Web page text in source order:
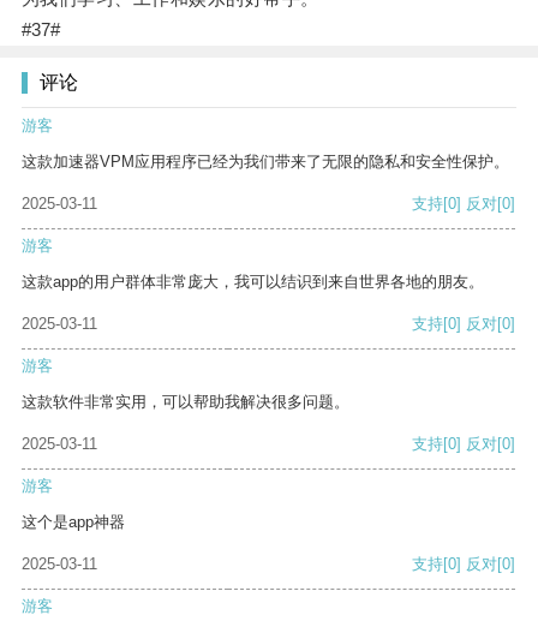
#37#
评论
游客
这款加速器VPM应用程序已经为我们带来了无限的隐私和安全性保护。
2025-03-11 支持[0] 反对[0]
游客
这款app的用户群体非常庞大，我可以结识到来自世界各地的朋友。
2025-03-11 支持[0] 反对[0]
游客
这款软件非常实用，可以帮助我解决很多问题。
2025-03-11 支持[0] 反对[0]
游客
这个是app神器
2025-03-11 支持[0] 反对[0]
游客